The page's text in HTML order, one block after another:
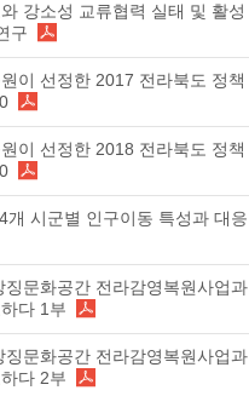
강소성 교류협력 실태 및 활성
구
이 선정한 2017 전라북도 정책
이 선정한 2018 전라북도 정책
개 시군별 인구이동 특성과 대응
징문화공간 전라감영복원사업과
다 1부
징문화공간 전라감영복원사업과
다 2부